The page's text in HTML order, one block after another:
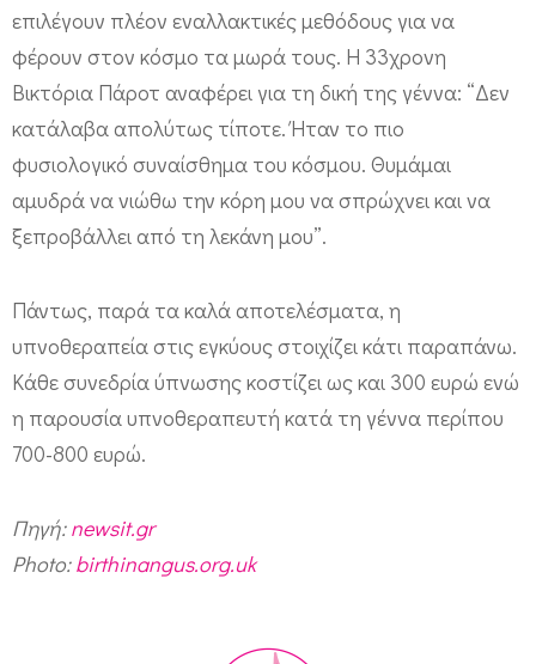
επιλέγουν πλέον εναλλακτικές μεθόδους για να
φέρουν στον κόσμο τα μωρά τους. Η 33χρονη
Βικτόρια Πάροτ αναφέρει για τη δική της γέννα: “Δεν
κατάλαβα απολύτως τίποτε. Ήταν το πιο
φυσιολογικό συναίσθημα του κόσμου. Θυμάμαι
αμυδρά να νιώθω την κόρη μου να σπρώχνει και να
ξεπροβάλλει από τη λεκάνη μου”.
Πάντως, παρά τα καλά αποτελέσματα, η
υπνοθεραπεία στις εγκύους στοιχίζει κάτι παραπάνω.
Κάθε συνεδρία ύπνωσης κοστίζει ως και 300 ευρώ ενώ
η παρουσία υπνοθεραπευτή κατά τη γέννα περίπου
700-800 ευρώ.
Πηγή:newsit.gr
Photo:birthinangus.org.uk